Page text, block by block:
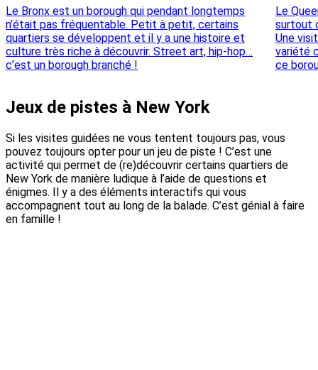
Le Bronx est un borough qui pendant longtemps
n’était pas fréquentable. Petit à petit, certains
quartiers se développent et il y a une histoire et
culture très riche à découvrir. Street art, hip-hop…
c’est un borough branché !
Le
surtout
Une
variété
ce
Jeux de pistes à New York
Si les visites guidées ne vous tentent toujours pas, vous
pouvez toujours opter pour un jeu de piste ! C’est une
activité qui permet de (re)découvrir certains quartiers de
New York de manière ludique à l’aide de questions et
énigmes. Il y a des éléments interactifs qui vous
accompagnent tout au long de la balade. C’est génial à faire
en famille !